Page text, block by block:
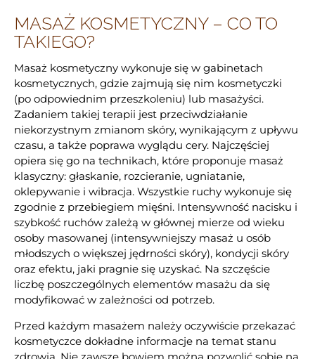
MASAŻ KOSMETYCZNY – CO TO
TAKIEGO?
Masaż kosmetyczny wykonuje się w gabinetach
kosmetycznych, gdzie zajmują się nim kosmetyczki
(po odpowiednim przeszkoleniu) lub masażyści.
Zadaniem takiej terapii jest przeciwdziałanie
niekorzystnym zmianom skóry, wynikającym z upływu
czasu, a także poprawa wyglądu cery. Najczęściej
opiera się go na technikach, które proponuje masaż
klasyczny: głaskanie, rozcieranie, ugniatanie,
oklepywanie i wibracja. Wszystkie ruchy wykonuje się
zgodnie z przebiegiem mięśni. Intensywność nacisku i
szybkość ruchów zależą w głównej mierze od wieku
osoby masowanej (intensywniejszy masaż u osób
młodszych o większej jędrności skóry), kondycji skóry
oraz efektu, jaki pragnie się uzyskać. Na szczęście
liczbę poszczególnych elementów masażu da się
modyfikować w zależności od potrzeb.
Przed każdym masażem należy oczywiście przekazać
kosmetyczce dokładne informacje na temat stanu